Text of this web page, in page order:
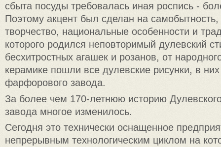
сбыта посуды требовалась иная роспись -
Поэтому акцент был сделан на
творчество, национальные особенности и
которого родился неповторимый дулевский
бесхитростных агашек и розанов, от
керамике пошли все дулевские рисунки, в
фарфорового завода.
За более чем 170-летнюю историю
завода многое изменилось.
Сегодня это технически оснащенное
непрерывным технологическим циклом на